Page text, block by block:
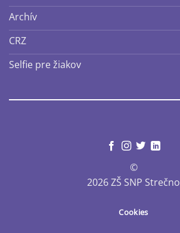
Archív
CRZ
Selfie pre žiakov
©
2026 ZŠ SNP Strečno
Cookies